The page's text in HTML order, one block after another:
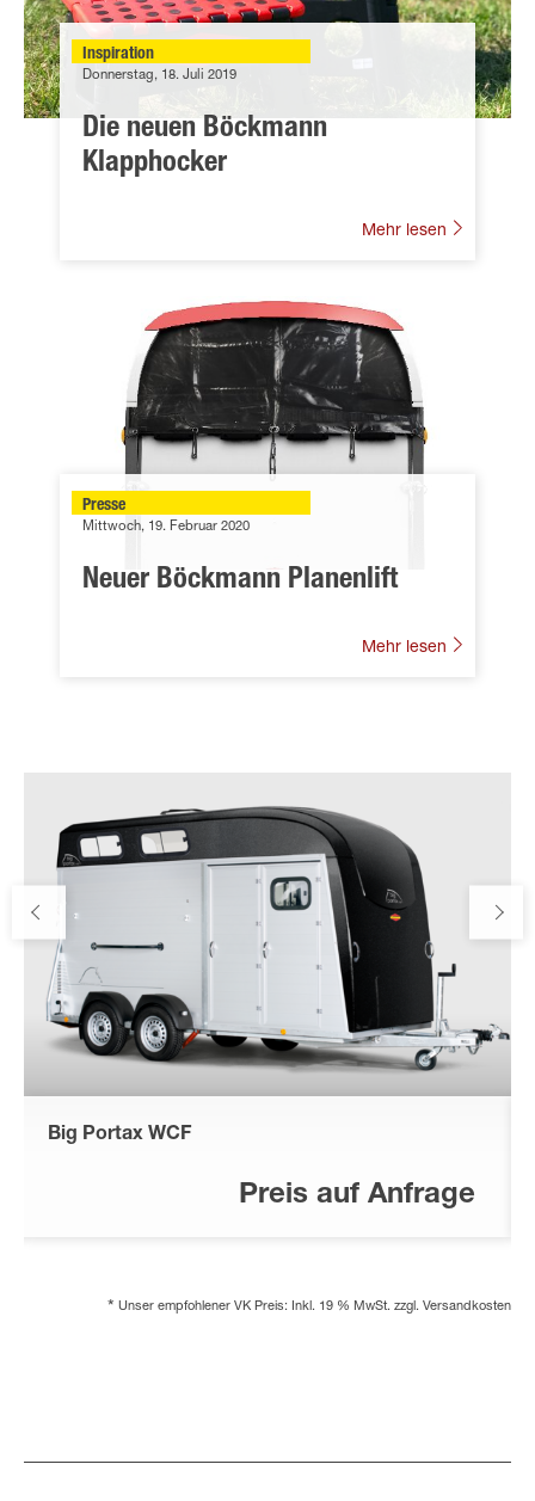
Inspiration
Donnerstag, 18. Juli 2019
Die neuen Böckmann
Klapphocker
Mehr lesen
Presse
Mittwoch, 19. Februar 2020
Neuer Böckmann Planenlift
Mehr lesen
Big Portax WCF
Preis auf Anfrage
* Unser empfohlener VK Preis: Inkl. 19 % MwSt. zzgl. Versandkosten